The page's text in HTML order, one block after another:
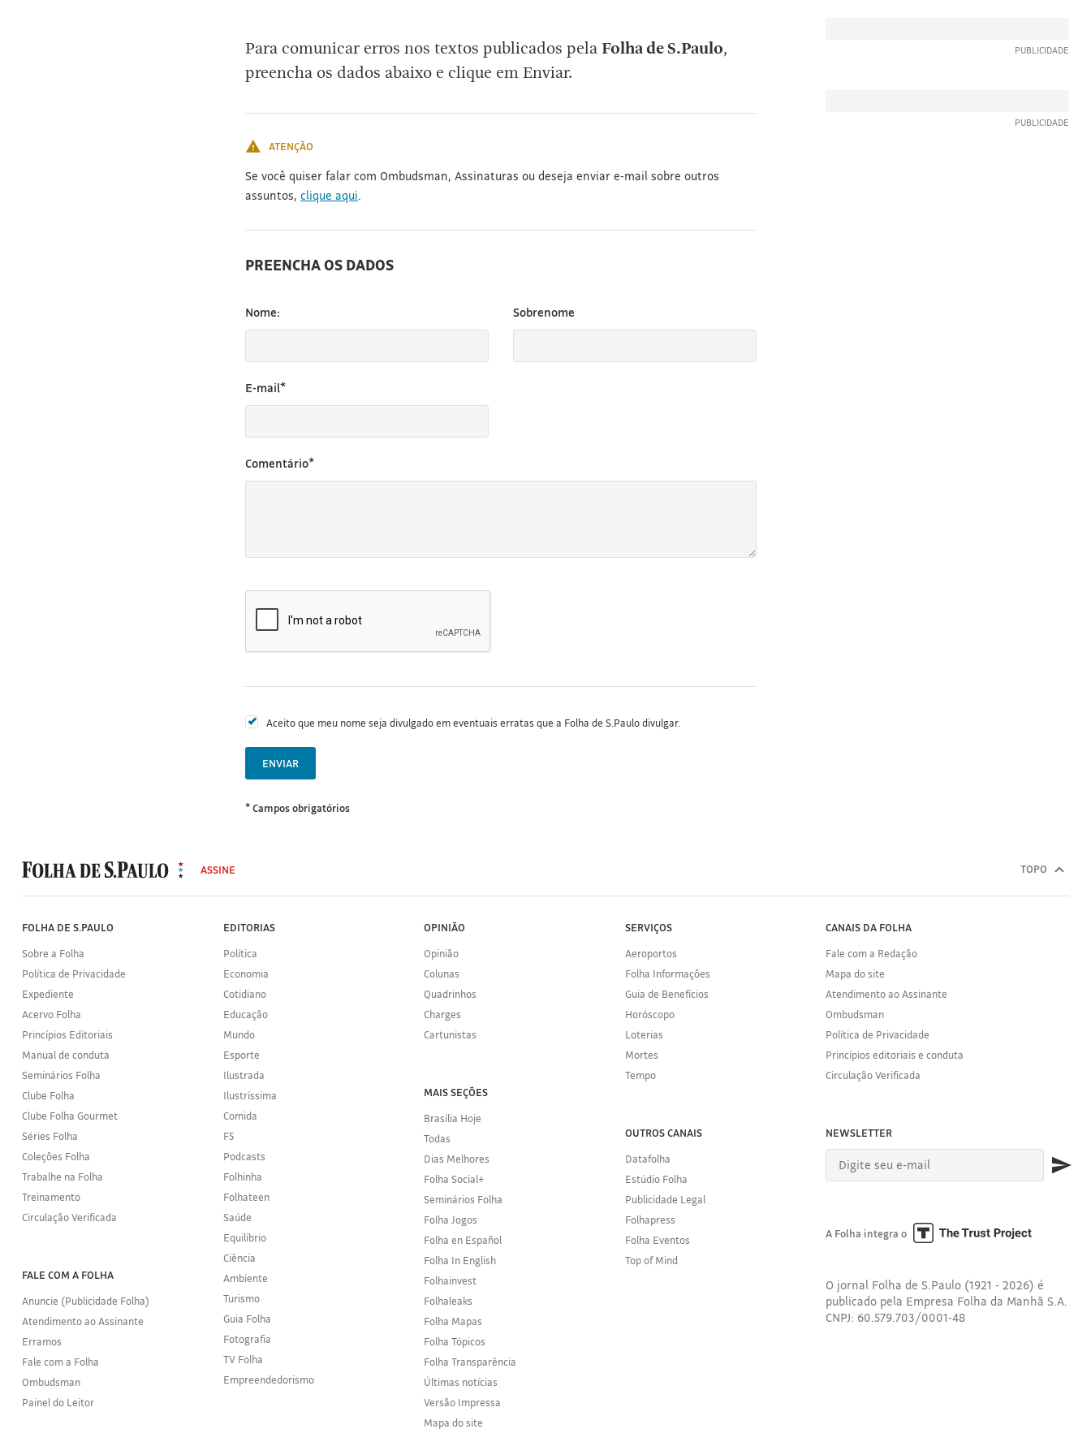
Para comunicar erros nos textos publicados pelaFolha de S.Paulo,
preencha os dados abaixo e clique em Enviar.
ATENÇÃO
Se você quiser falar com Ombudsman, Assinaturas ou deseja enviar e-mail sobre outros
assuntos, clique aqui.
PREENCHA OS DADOS
Nome: Sobrenome
E-mail*
Comentário*
Aceito que meu nome seja divulgado em eventuais erratas que a Folha de S.Paulo divulgar.
ENVIAR
* Campos obrigatórios
Folha
de
S.Paulo
ASSINE TOPO
FOLHA DE S.PAULO
Sobre a Folha
Política de Privacidade
Expediente
Acervo Folha
Princípios Editoriais
Manual de conduta
Seminários Folha
Clube Folha
Clube Folha Gourmet
Séries Folha
Coleções Folha
Trabalhe na Folha
Treinamento
Circulação Verificada
FALE COM A FOLHA
Anuncie (Publicidade Folha)
Atendimento ao Assinante
Erramos
Fale com a Folha
Ombudsman
Painel do Leitor
EDITORIAS
Política
Economia
Cotidiano
Educação
Mundo
Esporte
Ilustrada
Ilustríssima
Comida
F5
Podcasts
Folhinha
Folhateen
Saúde
Equilíbrio
Ciência
Ambiente
Turismo
Guia Folha
Fotografia
TV Folha
Empreendedorismo
OPINIÃO
Opinião
Colunas
Quadrinhos
Charges
Cartunistas
MAIS SEÇÕES
Brasília Hoje
Todas
Dias Melhores
Folha Social+
Seminários Folha
Folha Jogos
Folha en Español
Folha In English
Folhainvest
Folhaleaks
Folha Mapas
Folha Tópicos
Folha Transparência
Últimas notícias
Versão Impressa
Mapa do site
SERVIÇOS
Aeroportos
Folha Informações
Guia de Benefícios
Horóscopo
Loterias
Mortes
Tempo
OUTROS CANAIS
Datafolha
Estúdio Folha
Publicidade Legal
Folhapress
Folha Eventos
Top of Mind
CANAIS DA FOLHA
Fale com a Redação
Mapa do site
Atendimento ao Assinante
Ombudsman
Política de Privacidade
Princípios editoriais e conduta
Circulação Verificada
NEWSLETTER
A Folha integra o
O jornal Folha de S.Paulo (1921 - 2026) é
publicado pela Empresa Folha da Manhã S.A.
CNPJ: 60.579.703/0001-48